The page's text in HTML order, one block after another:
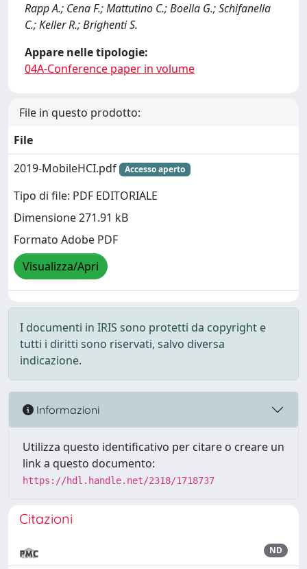
Rapp A.; Cena F.; Mattutino C.; Boella G.; Schifanella
C.; Keller R.; Brighenti S.
Appare nelle tipologie:
04A-Conference paper in volume
File in questo prodotto:
File
2019-MobileHCI.pdf
Accesso aperto
Tipo di file: PDF EDITORIALE
Dimensione 271.91 kB
Formato Adobe PDF
Visualizza/Apri
I documenti in IRIS sono protetti da copyright e
tutti i diritti sono riservati, salvo diversa
indicazione.
Informazioni
Utilizza questo identificativo per citare o creare un
link a questo documento:
https://hdl.handle.net/2318/1718737
Citazioni
ND